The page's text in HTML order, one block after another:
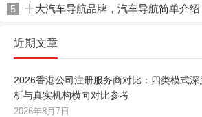
5 十大汽车导航品牌，汽车导航简单介绍
近期文章
2026香港公司注册服务商对比：四类模式深
析与真实机构横向对比参考
2026年8月7日